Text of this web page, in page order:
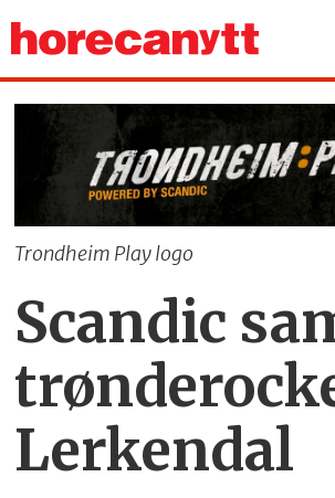
Trondheim Play logo
Scandic
Lerkendal